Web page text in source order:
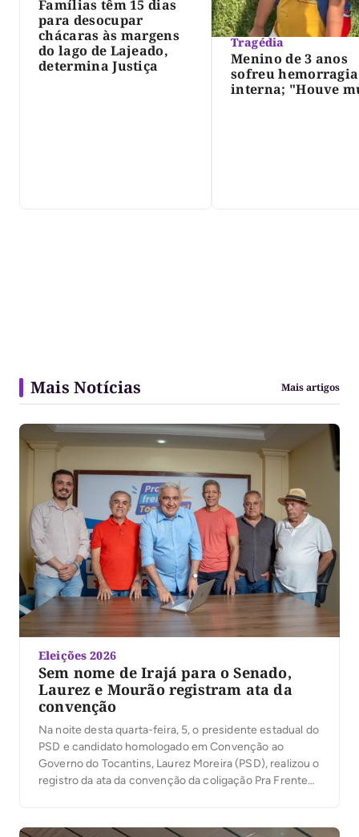
Famílias têm 15 dias
para desocupar
chácaras às margens
do lago de Lajeado,
determina Justiça
Tragédia
Menino de 3 anos
sofreu hemorragia
interna; "Houve
Mais Notícias Mais artigos
Eleições 2026
Sem nome de Irajá para o Senado,
Laurez e Mourão registram ata da
convenção
Na noite desta quarta-feira, 5, o presidente estadual do
PSD e candidato homologado em Convenção ao
Governo do Tocantins, Laurez Moreira (PSD), realizou o
registro da ata da convenção da coligação Pra Frente
das candidaturas da coligação, […]